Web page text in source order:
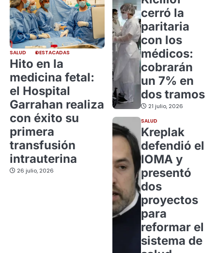
SALUD DESTACADAS
Hito en la
medicina fetal:
el Hospital
Garrahan realiza
con éxito su
primera
transfusión
intrauterina
26 julio, 2026
cerró la
paritaria
con los
médicos:
cobrarán
un 7% en
dos tramos
21 julio, 2026
SALUD
Kreplak
defendió el
IOMA y
presentó
dos
proyectos
para
reformar el
sistema de